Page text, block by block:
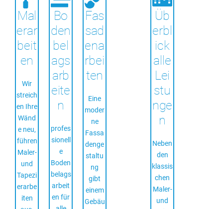
Mal
erar
beit
en
Wir
streich
en Ihre
Wänd
e neu,
führen
Maler-
und
Tapezi
erarbe
iten
Bo
den
bel
ags
arb
eite
n
profes
sionell
e
Boden
belags
arbeit
en für
Fas
sad
ena
rbei
ten
Eine
moder
ne
Fassa
denge
staltu
ng
gibt
einem
Gebäu
Üb
erbl
ick
alle
Lei
stu
nge
n
Neben
den
klassis
chen
Maler-
und